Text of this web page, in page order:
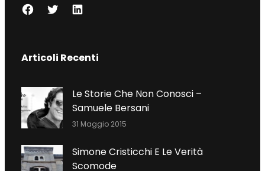
F
E
O
O
K
T
T
E
R
L
K
N
Articoli Recenti
Le Storie Che Non Conosci –
Samuele Bersani
31 Maggio 2015
Simone Cristicchi E Le Verità
Scomode